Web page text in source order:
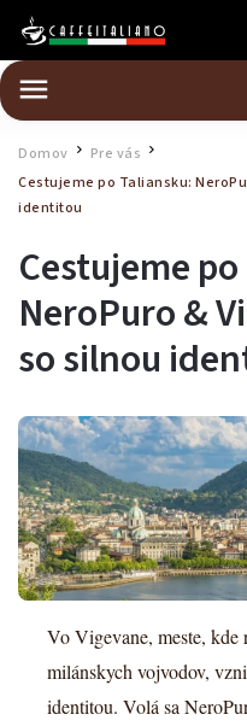
Domov Pre vás /
Cestujeme po Taliansku:
identitou
Cestujeme
NeroPuro &
so silnou
Vo Vigevane, meste, kde
milánskych vojvodov,
identitou. Volá sa
Barista — poradca